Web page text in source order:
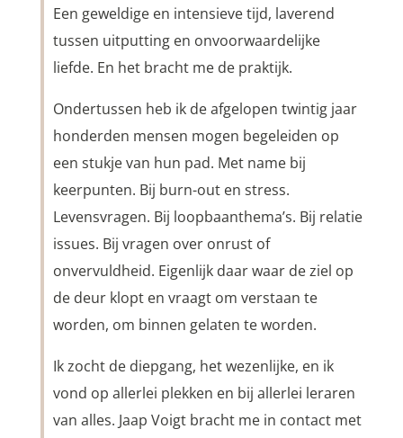
Een geweldige en intensieve tijd, laverend
tussen uitputting en onvoorwaardelijke
liefde. En het bracht me de praktijk.
Ondertussen heb ik de afgelopen twintig jaar
honderden mensen mogen begeleiden op
een stukje van hun pad. Met name bij
keerpunten. Bij burn-out en stress.
Levensvragen. Bij loopbaanthema’s. Bij relatie
issues. Bij vragen over onrust of
onvervuldheid. Eigenlijk daar waar de ziel op
de deur klopt en vraagt om verstaan te
worden, om binnen gelaten te worden.
Ik zocht de diepgang, het wezenlijke, en ik
vond op allerlei plekken en bij allerlei leraren
van alles. Jaap Voigt bracht me in contact met